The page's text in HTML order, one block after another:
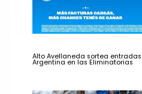
Alto Avellaneda sortea
Argentina en las Eliminatorias